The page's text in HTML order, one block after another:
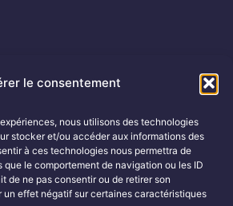
le consentement
nous utilisons des technologies
stocker et/ou accéder aux informations des
à ces technologies nous permettra de
que le comportement de navigation ou les ID
de ne pas consentir ou de retirer son
effet négatif sur certaines caractéristiques
it-out.net
Réseaux Sociaux :